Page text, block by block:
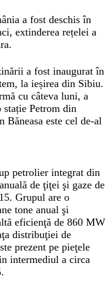
a fost deschis în
extinderea rețelei a
a fost inaugurat în
la ieșirea din Sibiu.
cu câteva luni, a
Petrom din
Băneasa este cel de-al
petrolier integrat din
de ţiţei şi gaze de
Grupul are o
tone anual şi
eficienţă de 860 MW
distribuţiei de
prezent pe pieţele
intermediul a circa